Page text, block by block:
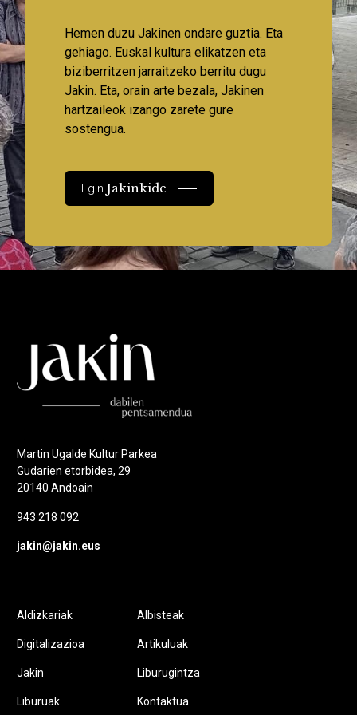
Hemen duzu Jakinen ondare guztia. Eta
gehiago. Euskal kultura elikatzen eta
biziberritzen jarraitzeko berritu dugu
Jakin. Eta, orain arte bezala, Jakinen
hartzaileok izango zarete gure
sostengua.
EginJakinkide
Martin Ugalde Kultur Parkea
Gudarien etorbidea, 29
20140 Andoain
943 218 092
jakin@jakin.eus
Aldizkariak
Digitalizazioa
Jakin
Liburuak
Albisteak
Artikuluak
Liburugintza
Kontaktua